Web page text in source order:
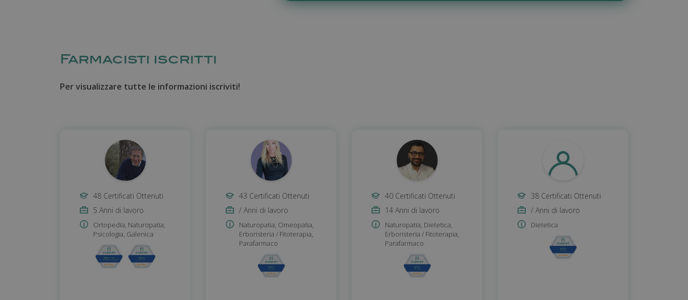
Farmacisti iscritti
Per visualizzare tutte le informazioni iscriviti!
48 Certificati Ottenuti
5 Anni di lavoro
Ortopedia, Naturopatia,
Psicologia, Galenica
43 Certificati Ottenuti
/ Anni di lavoro
Naturopatia, Omeopatia,
Erboristeria / Fitoterapia,
Parafarmaco
40 Certificati Ottenuti
14 Anni di lavoro
Naturopatia, Dietetica,
Erboristeria / Fitoterapia,
Parafarmaco
38 Certificati Ottenuti
/ Anni di lavoro
Dietetica